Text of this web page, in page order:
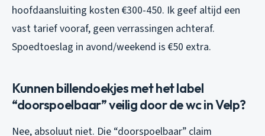
hoofdaansluiting kosten €300-450. Ik geef altijd een
vast tarief vooraf, geen verrassingen achteraf.
Spoedtoeslag in avond/weekend is €50 extra.
Kunnen billendoekjes met het label
“doorspoelbaar” veilig door de wc in Velp?
Nee, absoluut niet. Die “doorspoelbaar” claim